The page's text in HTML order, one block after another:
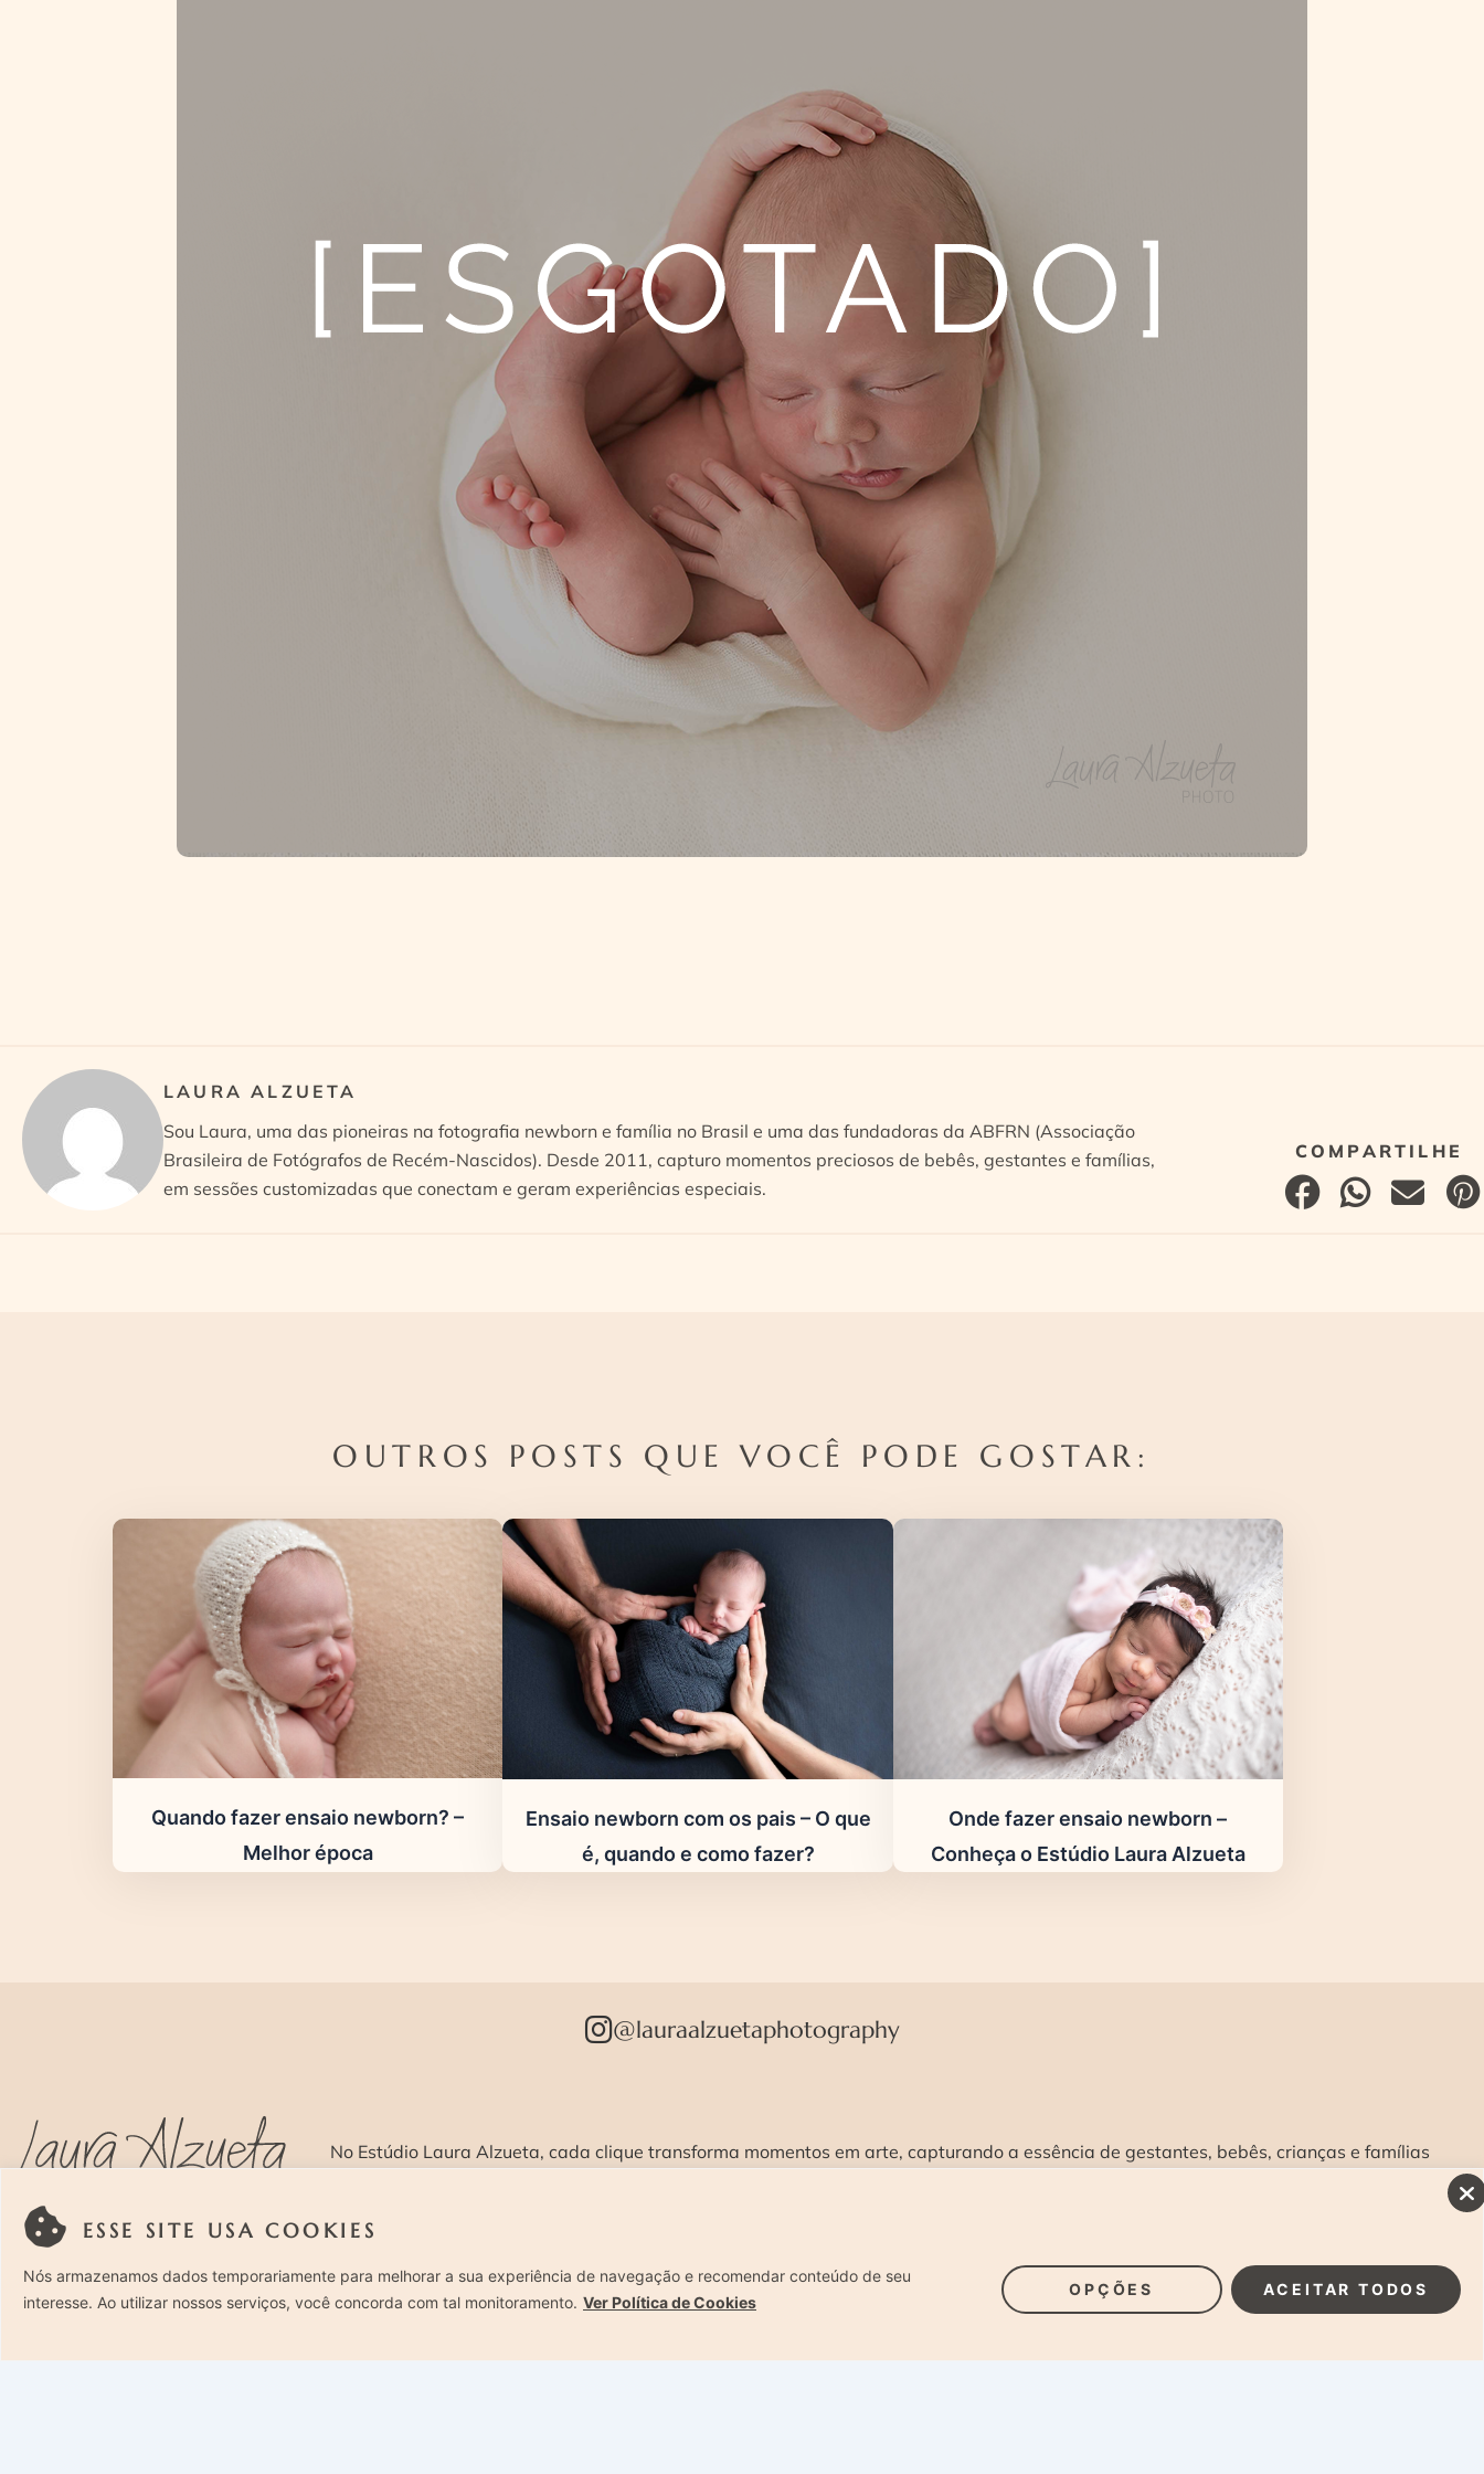
ESSE SITE USA COOKIES
Nós armazenamos dados temporariamente para melhorar a sua experiência de navegação e recomendar conteúdo de seu
interesse. Ao utilizar nossos serviços, você concorda com tal monitoramento. Ver Política de Cookies
OPÇÕES ACEITAR TODOS
LAURA ALZUETA
Sou Laura, uma das pioneiras na fotografia newborn e família no Brasil e uma das fundadoras da ABFRN (Associação
Brasileira de Fotógrafos de Recém-Nascidos). Desde 2011, capturo momentos preciosos de bebês, gestantes e famílias,
em sessões customizadas que conectam e geram experiências especiais.
OUTROS POSTS QUE VOCÊ PODE GOSTAR:
Quando fazer ensaio newborn? –
Melhor época
Ensaio newborn com os pais – O que
é, quando e como fazer?
Onde fazer ensaio newborn –
Conheça o Estúdio Laura Alzueta
@lauraalzuetaphotography
No Estúdio Laura Alzueta, cada clique transforma momentos em arte, capturando a essência de gestantes, bebês, crianças e famílias
SOBRE > O ESTÚDIO > ENSAIOS > CURSOS > CONTATO >